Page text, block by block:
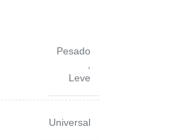
Pesado
Leve
Universal